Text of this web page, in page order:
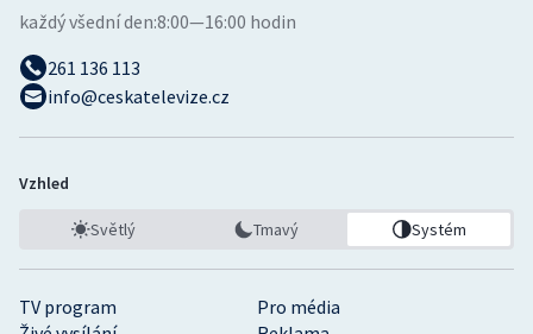
TV program
Pro média
každý všední den:8:00—16:00 hodin
261 136 113
info@ceskatelevize.cz
Vzhled
Světlý Tmavý Systém